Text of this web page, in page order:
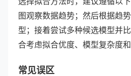
图观察数据趋势；然后根据趋
型；接着尝试多种候选模型并
合考虑拟合优度、模型复杂度
常见误区